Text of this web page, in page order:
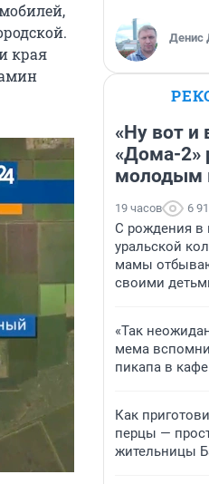
края
Денис
«Ну вот и
«Дома-2»
молодым
19 часов 6
С рождения в
уральской
мамы
своими
«Так
мема
пикапа в
Как
перцы —
жительницы